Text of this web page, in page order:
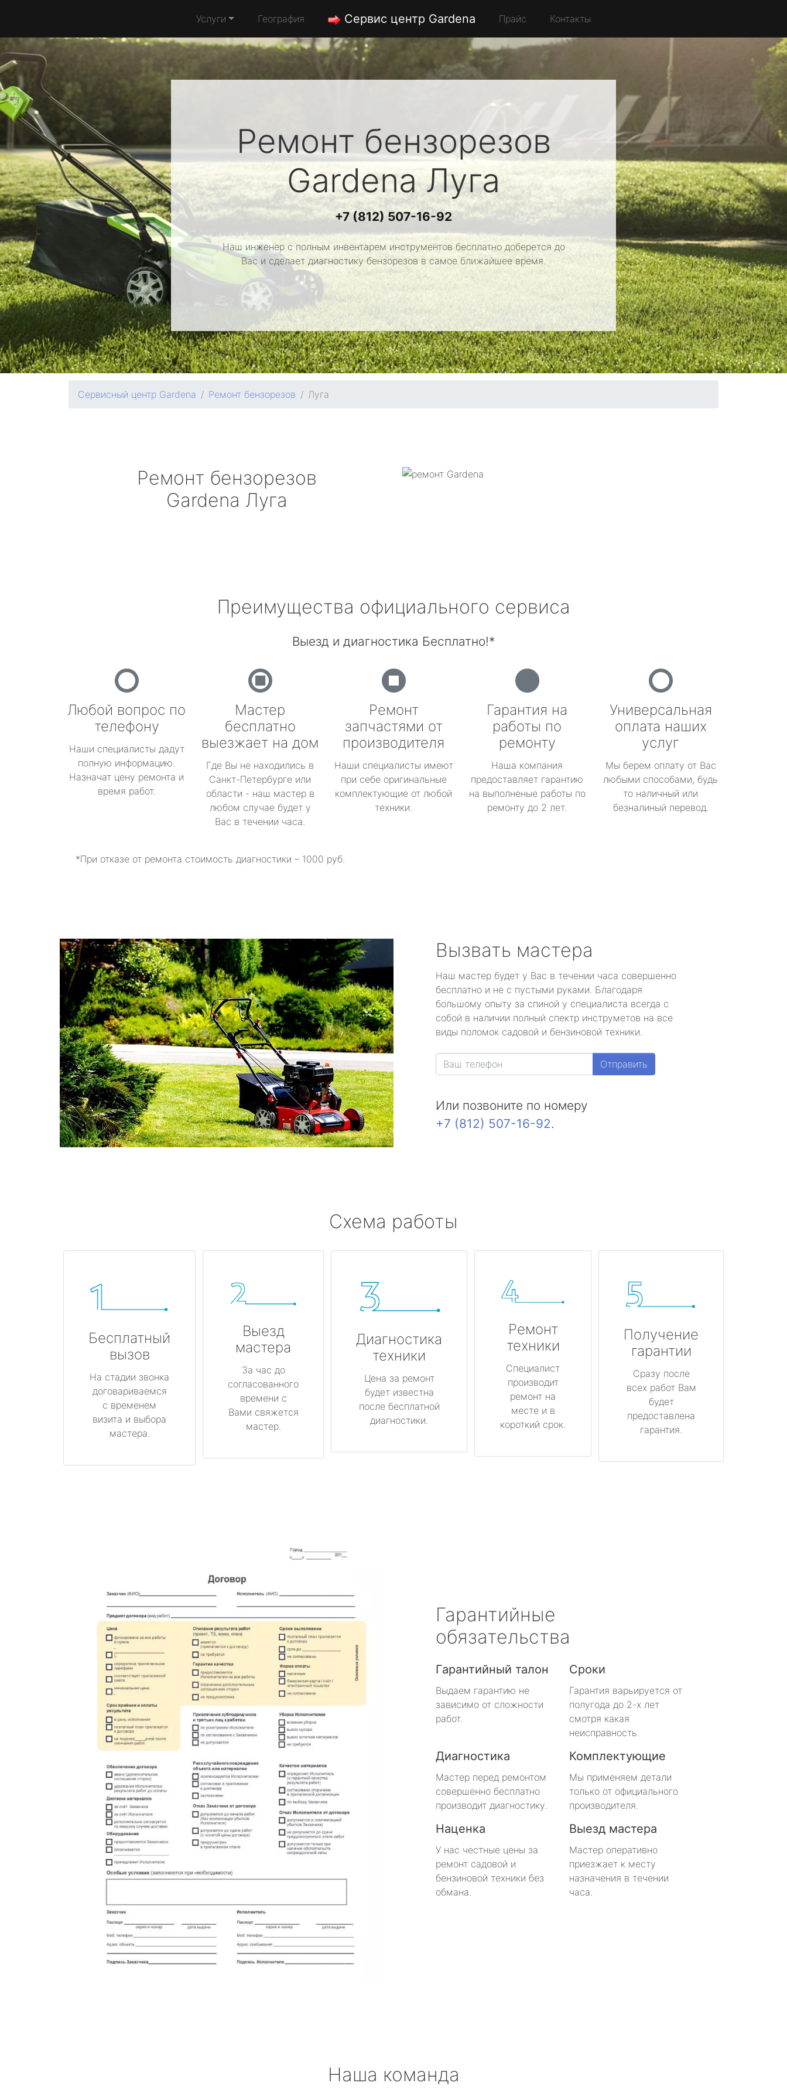
Услуги География Сервис центр Gardena Прайс Контакты
Ремонт бензорезов
GardenaЛуга
+7 (812) 507-16-92
Наш инженер с полным инвентарем инструментов бесплатно доберется до
Вас и сделает диагностику бензорезов в самое ближайшее время.
Сервисный центр Gardena Ремонт бензорезов Луга
Ремонт бензорезов
Gardena Луга
Преимущества официального сервиса
Выезд и диагностика Бесплатно!*
Любой вопрос по
телефону
Наши специалисты дадут
полную информацию.
Назначат цену ремонта и
время работ.
Мастер
бесплатно
выезжает на дом
Где Вы не находились в
Санкт-Петербурге или
области - наш мастер в
любом случае будет у
Вас в течении часа.
Ремонт
запчастями от
производителя
Наши специалисты имеют
при себе оригинальные
комплектующие от любой
техники.
Гарантия на
работы по
ремонту
Наша компания
предоставляет гарантию
на выполненые работы по
ремонту до 2 лет.
Универсальная
оплата наших
услуг
Мы берем оплату от Вас
любыми способами, будь
то наличный или
безналиный перевод.
*При отказе от ремонта стоимость диагностики – 1000 руб.
Вызвать мастера
Наш мастер будет у Вас в течении часа совершенно
бесплатно и не с пустыми руками. Благодаря
большому опыту за спиной у специалиста всегда с
собой в наличии полный спектр инструметов на все
виды поломок садовой и бензиновой техники.
Отправить
Или позвоните по номеру
+7 (812) 507-16-92.
Схема работы
Бесплатный
вызов
На стадии звонка
договариваемся
с временем
визита и выбора
мастера.
Выезд
мастера
За час до
согласованного
времени с
Вами свяжется
мастер.
Диагностика
техники
Цена за ремонт
будет известна
после бесплатной
диагностики.
Ремонт
техники
Специалист
производит
ремонт на
месте и в
короткий срок.
Получение
гарантии
Сразу после
всех работ Вам
будет
предоставлена
гарантия.
Гарантийные
обязательства
Гарантийный талон
Выдаем гарантию не
зависимо от сложности
работ.
Сроки
Гарантия варьируется от
полугода до 2-х лет
смотря какая
неисправность.
Диагностика
Мастер перед ремонтом
совершенно бесплатно
производит диагностику.
Комплектующие
Мы применяем детали
только от официального
производителя.
Наценка
У нас честные цены за
ремонт садовой и
бензиновой техники без
обмана.
Выезд мастера
Мастер оперативно
приезжает к месту
назначения в течении
часа.
Наша команда